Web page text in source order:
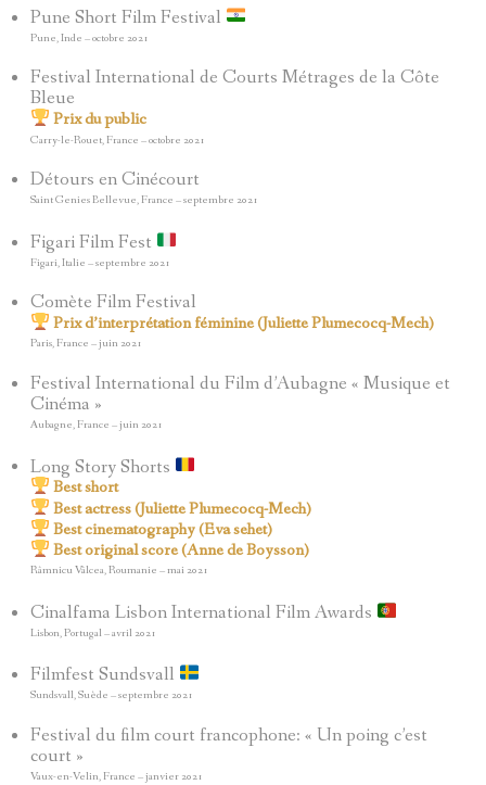
Pune Short Film Festival
Pune, Inde – octobre 2021
Festival International de Courts Métrages de la Côte
Bleue
Prix du public
Carry-le-Rouet, France – octobre 2021
Détours en Cinécourt
Saint Genies Bellevue, France – septembre 2021
Figari Film Fest
Figari, Italie – septembre 2021
Comète Film Festival
Prix d’interprétation féminine (Juliette Plumecocq-Mech)
Paris, France – juin 2021
Festival International du Film d’Aubagne « Musique et
Cinéma »
Aubagne, France – juin 2021
Long Story Shorts
Best short
Best actress (Juliette Plumecocq-Mech)
Best cinematography (Eva sehet)
Best original score (Anne de Boysson)
Râmnicu Vâlcea, Roumanie – mai 2021
Cinalfama Lisbon International Film Awards
Lisbon, Portugal – avril 2021
Filmfest Sundsvall
Sundsvall, Suède – septembre 2021
Festival du film court francophone: « Un poing c’est
court »
Vaux-en-Velin, France – janvier 2021